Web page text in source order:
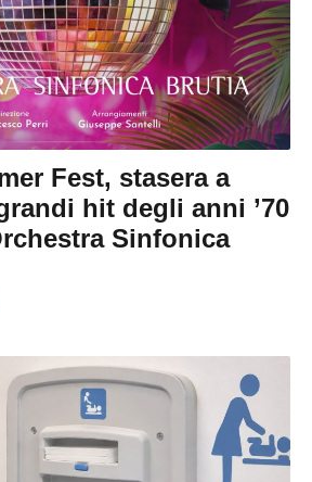
Fest, stasera a
hit degli anni ’70
Sinfonica